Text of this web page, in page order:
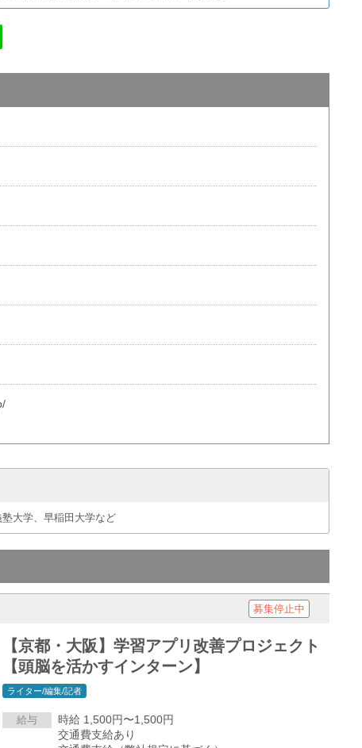
大学、早稲田大学など
募集停止中
【京都・大阪】学習アプリ改善プロジェクト
【頭脳を活かすインターン】
ライター/編集/記者
給与
時給 1,500円〜1,500円
交通費支給あり